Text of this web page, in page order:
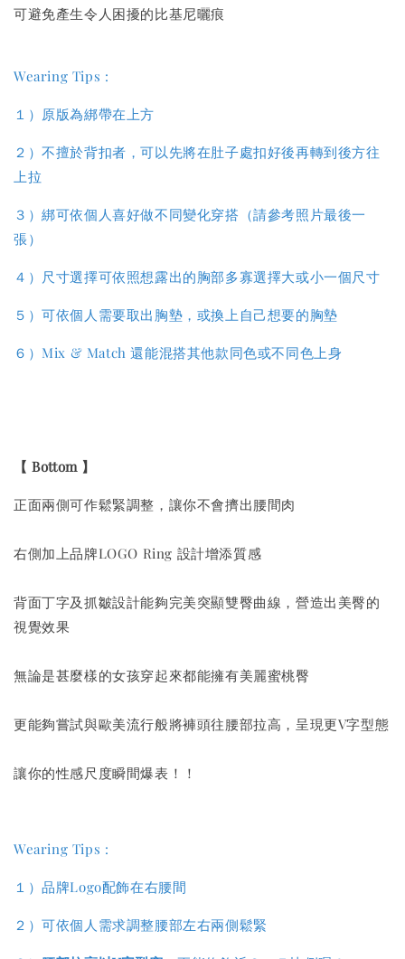
可避免產生令人困擾的比基尼曬痕
Wearing Tips :
１）原版為綁帶在上方
２）不擅於背扣者，可以先將在肚子處扣好後再轉到後方往
上拉
３）綁可依個人喜好做不同變化穿搭（請參考照片最後一
張）
４）尺寸選擇可依照想露出的胸部多寡選擇大或小一個尺寸
５）可依個人需要取出胸墊，或換上自己想要的胸墊
６ ）Mix & Match 還能混搭其他款同色或不同色上身
【Bottom】
正面兩側可作鬆緊調整，讓你不會擠出腰間肉
右側加上品牌LOGO Ring 設計增添質感
背面丁字及抓皺設計能夠完美突顯雙臀曲線，營造出美臀的
視覺效果
無論是甚麼樣的女孩穿起來都能擁有美麗蜜桃臀
更能夠嘗試與歐美流行般將褲頭往腰部拉高，呈現更V字型態
讓你的性感尺度瞬間爆表！！
Wearing Tips :
１）品牌Logo配飾在右腰間
２）可依個人需求調整腰部左右兩側鬆緊